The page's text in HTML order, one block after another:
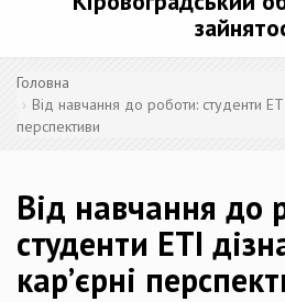
Головна
Від навчання до роботи: студенти
перспективи
Від навчання до
студенти ЕТІ
кар’єрні